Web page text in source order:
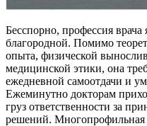
Бесспорно, профессия
благородной. Помимо
опыта, физической
медицинской этики, она
ежедневной самоотдачи и
Ежеминутно докторам
груз ответственности за
решений. Многопрофильная